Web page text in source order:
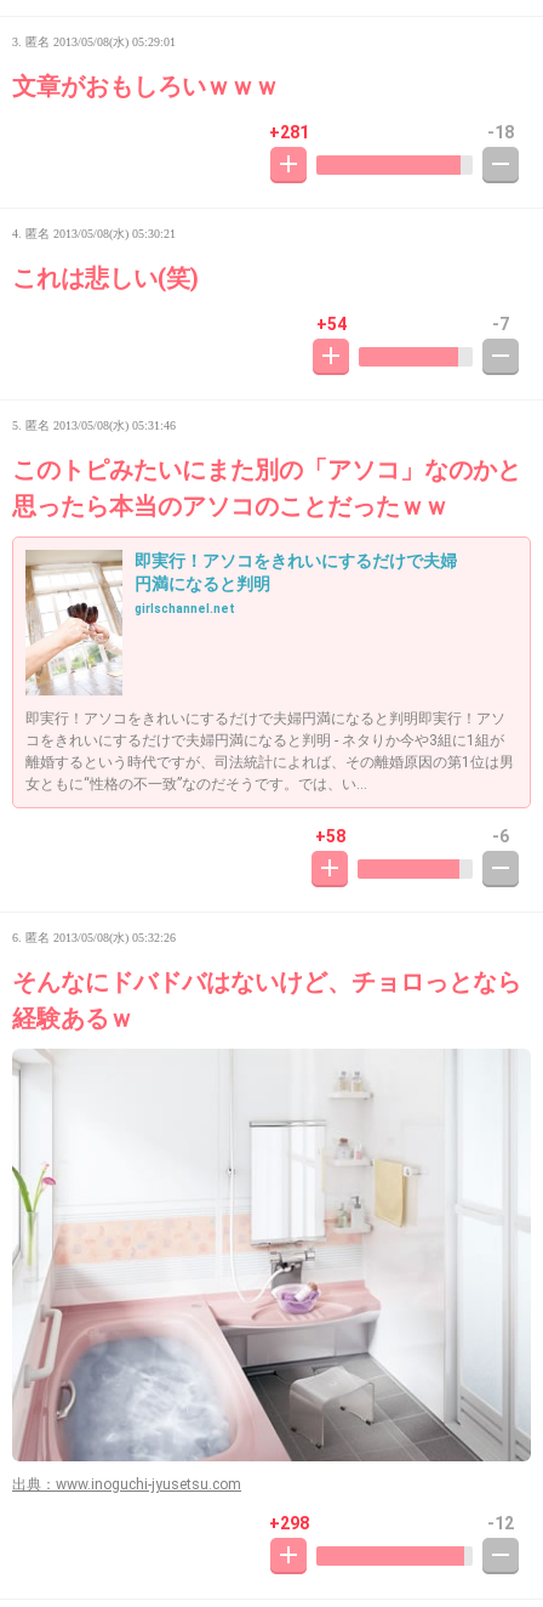
3. 匿名 2013/05/08(水) 05:29:01
文章がおもしろいｗｗｗ
+281 -18
4. 匿名 2013/05/08(水) 05:30:21
これは悲しい(笑)
+54 -7
5. 匿名 2013/05/08(水) 05:31:46
このトピみたいにまた別の「アソコ」なのかと
思ったら本当のアソコのことだったｗｗ
即実行！アソコをきれいにするだけで夫婦
円満になると判明
girlschannel.net
即実行！アソコをきれいにするだけで夫婦円満になると判明即実行！アソ
コをきれいにするだけで夫婦円満になると判明 - ネタりか今や3組に1組が
離婚するという時代ですが、司法統計によれば、その離婚原因の第1位は男
女ともに“性格の不一致”なのだそうです。では、い...
+58 -6
6. 匿名 2013/05/08(水) 05:32:26
そんなにドバドバはないけど、チョロっとなら
経験あるｗ
出典：www.inoguchi-jyusetsu.com
+298 -12